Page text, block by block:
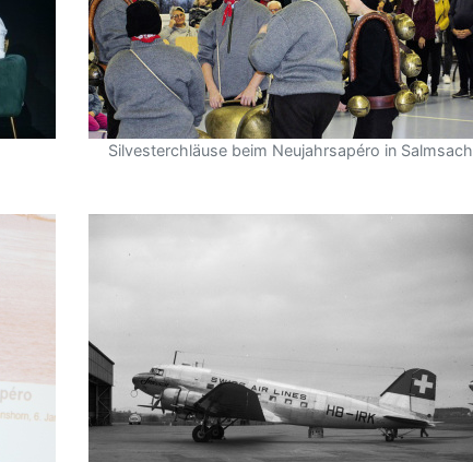
Silvesterchläuse beim Neujahrsapéro in Salmsach